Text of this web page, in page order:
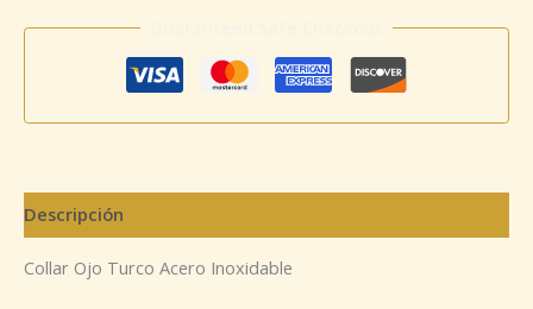
Descripción
Collar Ojo Turco Acero Inoxidable